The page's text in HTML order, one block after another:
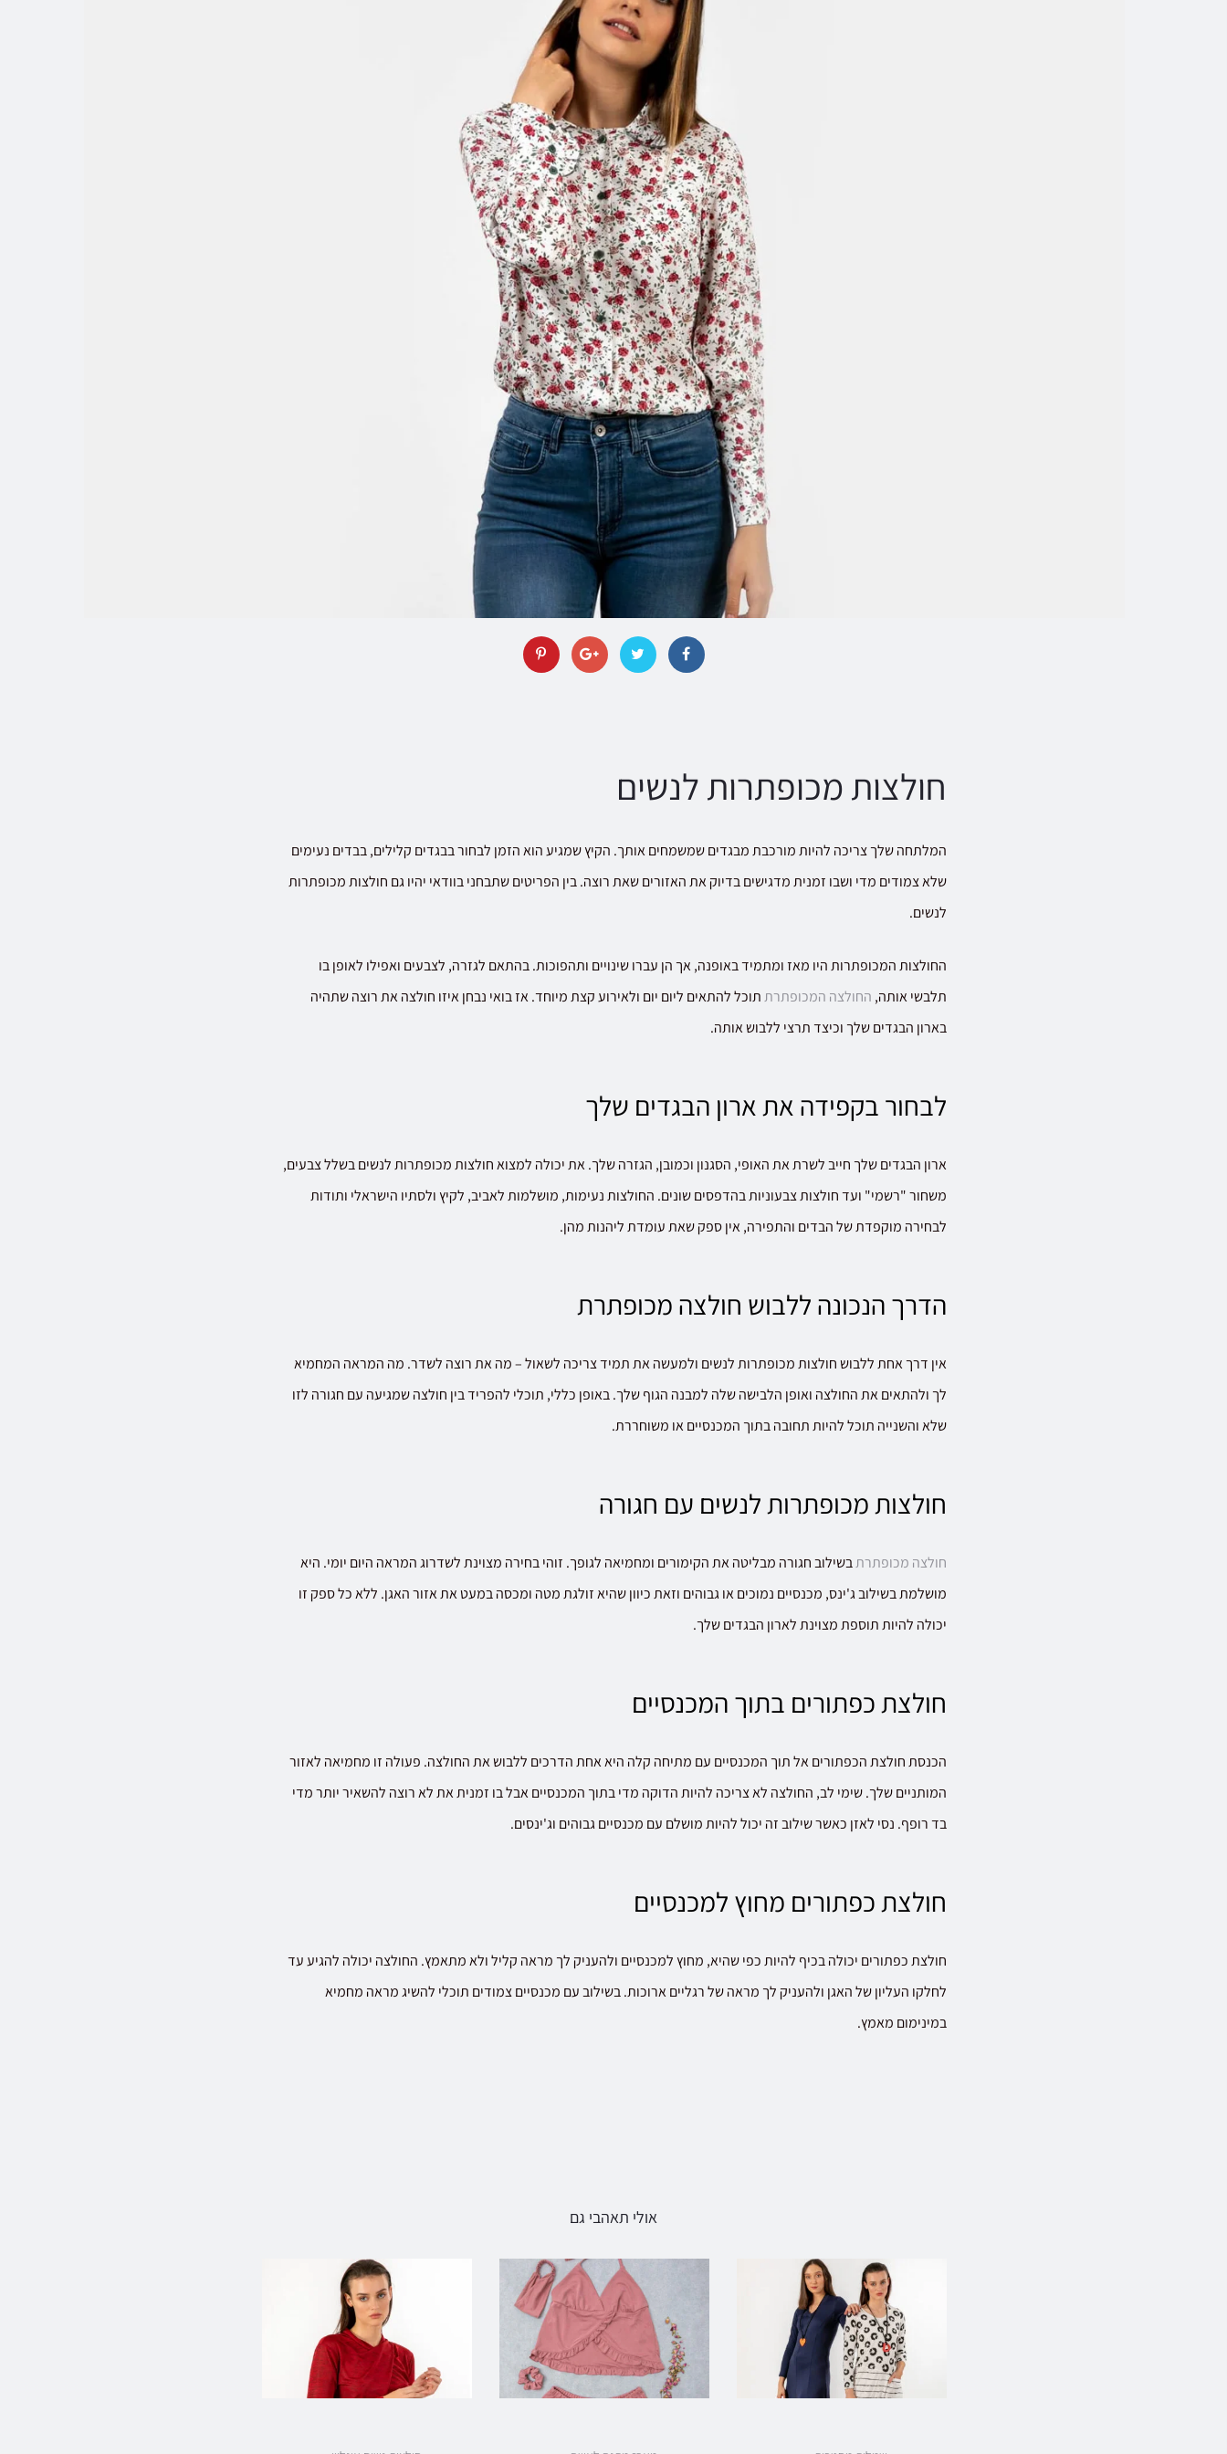
חולצות מכופתרות לנשים
המלתחה שלך צריכה להיות מורכבת מבגדים שמשמחים אותך. הקיץ שמגיע הוא הזמן לבחור בבגדים קלילים, בבדים נעימים
שלא צמודים מדי ושבו זמנית מדגישים בדיוק את האזורים שאת רוצה. בין הפריטים שתבחני בוודאי יהיו גם חולצות מכופתרות
לנשים.
החולצות המכופתרות היו מאז ומתמיד באופנה, אך הן עברו שינויים ותהפוכות. בהתאם לגזרה, לצבעים ואפילו לאופן בו
תלבשי אותה, החולצה המכופתרתתוכל להתאים ליום יום ולאירוע קצת מיוחד. אז בואי נבחן איזו חולצה את רוצה שתהיה
בארון הבגדים שלך וכיצד תרצי ללבוש אותה.
לבחור בקפידה את ארון הבגדים שלך
ארון הבגדים שלך חייב לשרת את האופי, הסגנון וכמובן, הגזרה שלך. את יכולה למצוא חולצות מכופתרות לנשים בשלל צבעים,
משחור "רשמי" ועד חולצות צבעוניות בהדפסים שונים. החולצות נעימות, מושלמות לאביב, לקיץ ולסתיו הישראלי ותודות
לבחירה מוקפדת של הבדים והתפירה, אין ספק שאת עומדת ליהנות מהן.
הדרך הנכונה ללבוש חולצה מכופתרת
אין דרך אחת ללבוש חולצות מכופתרות לנשים ולמעשה את תמיד צריכה לשאול – מה את רוצה לשדר. מה המראה המחמיא
לך ולהתאים את החולצה ואופן הלבישה שלה למבנה הגוף שלך. באופן כללי, תוכלי להפריד בין חולצה שמגיעה עם חגורה לזו
שלא והשנייה תוכל להיות תחובה בתוך המכנסיים או משוחררת.
חולצות מכופתרות לנשים עם חגורה
חולצה מכופתרתבשילוב חגורה מבליטה את הקימורים ומחמיאה לגופך. זוהי בחירה מצוינת לשדרוג המראה היום יומי. היא
מושלמת בשילוב ג'ינס, מכנסיים נמוכים או גבוהים וזאת כיוון שהיא זולגת מטה ומכסה במעט את אזור האגן. ללא כל ספק זו
יכולה להיות תוספת מצוינת לארון הבגדים שלך.
חולצת כפתורים בתוך המכנסיים
הכנסת חולצת הכפתורים אל תוך המכנסיים עם מתיחה קלה היא אחת הדרכים ללבוש את החולצה. פעולה זו מחמיאה לאזור
המותניים שלך. שימי לב, החולצה לא צריכה להיות הדוקה מדי בתוך המכנסיים אבל בו זמנית את לא רוצה להשאיר יותר מדי
בד רופף. נסי לאזן כאשר שילוב זה יכול להיות מושלם עם מכנסיים גבוהים וג'ינסים.
חולצת כפתורים מחוץ למכנסיים
חולצת כפתורים יכולה בכיף להיות כפי שהיא, מחוץ למכנסיים ולהעניק לך מראה קליל ולא מתאמץ. החולצה יכולה להגיע עד
לחלקו העליון של האגן ולהעניק לך מראה של רגליים ארוכות. בשילוב עם מכנסיים צמודים תוכלי להשיג מראה מחמיא
במינימום מאמץ.
אולי תאהבי גם